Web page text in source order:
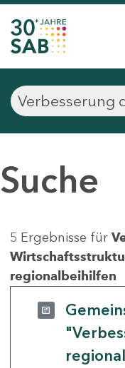
Suche
5 Ergebnisse für
regionalbeihilfen